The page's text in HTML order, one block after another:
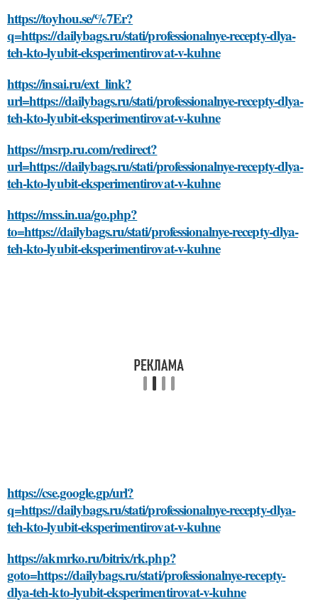
https://toyhou.se/%7Er?
q=https://dailybags.ru/stati/professionalnye-recepty-dlya-
teh-kto-lyubit-eksperimentirovat-v-kuhne
https://insai.ru/ext_link?
url=https://dailybags.ru/stati/professionalnye-recepty-dlya-
teh-kto-lyubit-eksperimentirovat-v-kuhne
https://msrp.ru.com/redirect?
url=https://dailybags.ru/stati/professionalnye-recepty-dlya-
teh-kto-lyubit-eksperimentirovat-v-kuhne
https://mss.in.ua/go.php?
to=https://dailybags.ru/stati/professionalnye-recepty-dlya-
teh-kto-lyubit-eksperimentirovat-v-kuhne
https://cse.google.gp/url?
q=https://dailybags.ru/stati/professionalnye-recepty-dlya-
teh-kto-lyubit-eksperimentirovat-v-kuhne
https://akmrko.ru/bitrix/rk.php?
goto=https://dailybags.ru/stati/professionalnye-recepty-
dlya-teh-kto-lyubit-eksperimentirovat-v-kuhne